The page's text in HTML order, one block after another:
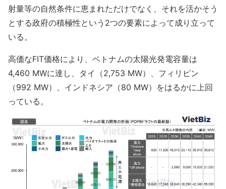
射量等の自然条件に恵まれただけでなく、それを活かそう
とする政府の積極性という2つの要素によって成り立って
いる。
高価なFIT価格により、ベトナムの太陽光発電容量は
4,460 MWに達し、タイ（2,753 MW）、フィリピン
（992 MW）、インドネシア（80 MW）をはるかに上回
っている。